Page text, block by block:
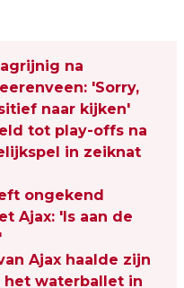
na
'Sorry,
naar kijken'
tot play-offs na
in zeiknat
ongekend
Ajax: 'Is aan de
Ajax haalde zijn
het waterballet in